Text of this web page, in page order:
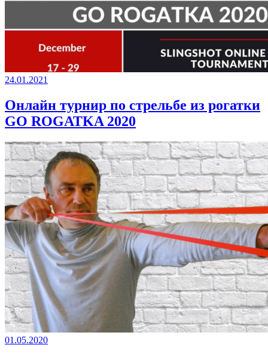
24.01.2021
Онлайн турнир по стрельбе из рогатки
GO ROGATKA 2020
01.05.2020